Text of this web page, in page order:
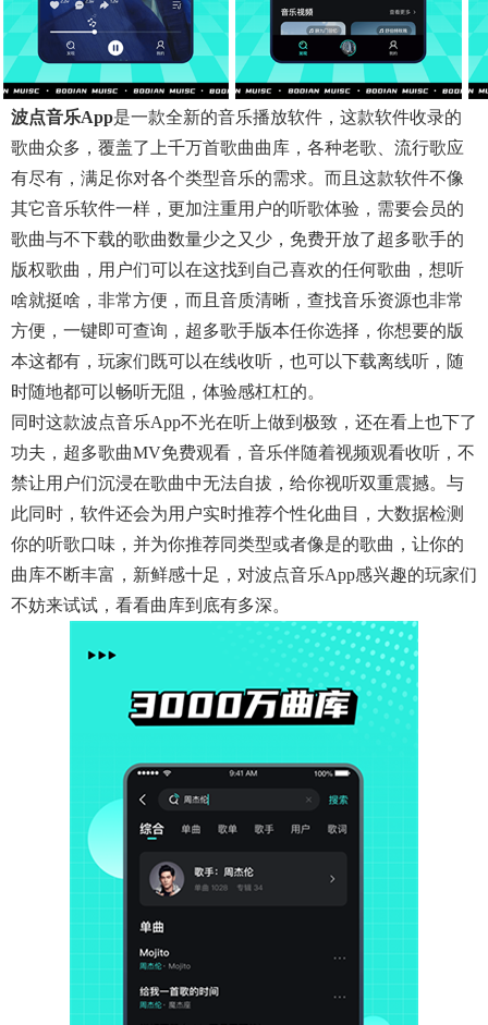
波点音乐app是一款全新的音乐播放软件，这款软件收录的
歌曲众多，覆盖了上千万首歌曲曲库，各种老歌、流行歌应
有尽有，满足你对各个类型音乐的需求。而且这款软件不像
其它音乐软件一样，更加注重用户的听歌体验，需要会员的
歌曲与不下载的歌曲数量少之又少，免费开放了超多歌手的
版权歌曲，用户们可以在这找到自己喜欢的任何歌曲，想听
啥就挺啥，非常方便，而且音质清晰，查找音乐资源也非常
方便，一键即可查询，超多歌手版本任你选择，你想要的版
本这都有，玩家们既可以在线收听，也可以下载离线听，随
时随地都可以畅听无阻，体验感杠杠的。
同时这款波点音乐app不光在听上做到极致，还在看上也下了
功夫，超多歌曲MV免费观看，音乐伴随着视频观看收听，不
禁让用户们沉浸在歌曲中无法自拔，给你视听双重震撼。与
此同时，软件还会为用户实时推荐个性化曲目，大数据检测
你的听歌口味，并为你推荐同类型或者像是的歌曲，让你的
曲库不断丰富，新鲜感十足，对波点音乐app感兴趣的玩家们
不妨来试试，看看曲库到底有多深。